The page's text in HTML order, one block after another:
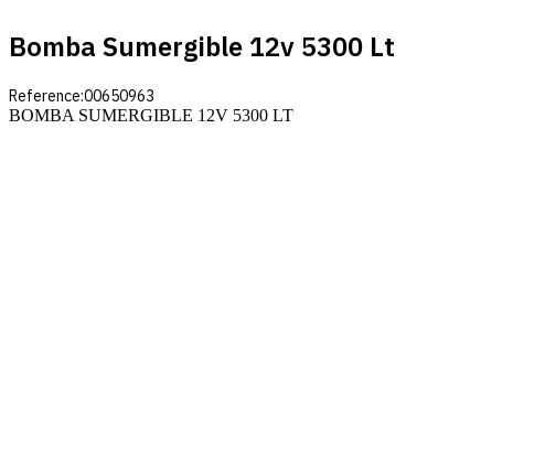
Bomba Sumergible 12v 5300 Lt
Reference:00650963
BOMBA SUMERGIBLE 12V 5300 LT